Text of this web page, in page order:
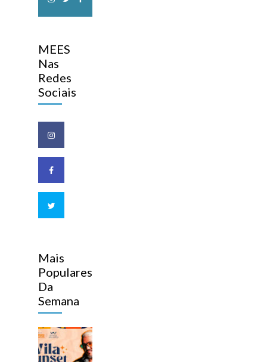
MEES
Nas
Redes
Sociais
Mais
Populares
Da
Semana